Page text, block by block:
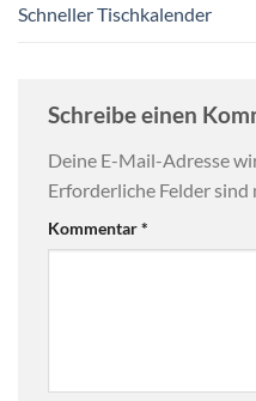
Schneller Tischkalender
Schreibe einen
Deine E-Mail-Adresse
Erforderliche Felder sind
Kommentar*